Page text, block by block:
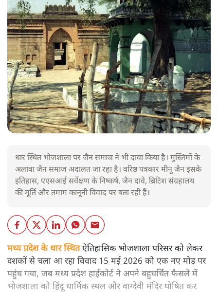
धार स्थित भोजशाला पर जैन समाज ने भी दावा किया है। मुस्लिमों के
अलावा जैन समाज अदालत जा रहा है। वरिष्ठ पत्रकार मीनू जैन इसके
इतिहास, एएसआई सर्वेक्षण के निष्कर्ष, जैन दावे, ब्रिटिश संग्रहालय
की मूर्ति और तमाम कानूनी विवाद पर बता रही हैं।
मध्य प्रदेश के धार स्थितऐतिहासिक भोजशाला परिसर को लेकर
दशकों से चला आ रहा विवाद 15 मई 2026 को एक नए मोड़ पर
पहुंच गया, जब मध्य प्रदेश हाईकोर्ट ने अपने बहुचर्चित फैसले में
भोजशाला को हिंदू धार्मिक स्थल और वाग्देवी मंदिर घोषित कर